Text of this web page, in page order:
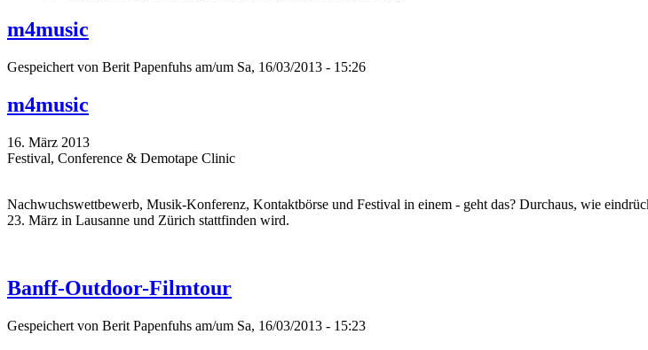
m4music
Gespeichert von Berit Papenfuhs am/um Sa, 16/03/2013 - 15:26
m4music
16. März 2013
Festival, Conference & Demotape Clinic
Nachwuchswettbewerb, Musik-Konferenz, Kontaktbörse und Festival in einem - geht das? Durchaus, wie
23. März in Lausanne und Zürich stattfinden wird.
Banff-Outdoor-Filmtour
Gespeichert von Berit Papenfuhs am/um Sa, 16/03/2013 - 15:23